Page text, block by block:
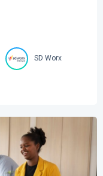
SD Worx